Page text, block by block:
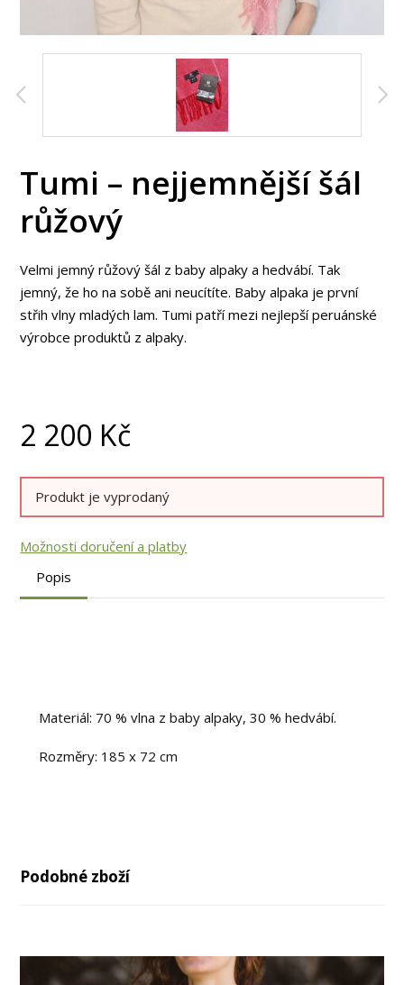
Tumi – nejjemnější šál
růžový
Velmi jemný růžový šál z baby alpaky a hedvábí. Tak
jemný, že ho na sobě ani neucítíte. Baby alpaka je první
střih vlny mladých lam. Tumi patří mezi nejlepší peruánské
výrobce produktů z alpaky.
2 200 Kč
Produkt je vyprodaný
Možnosti doručení a platby
Popis
Materiál: 70 % vlna z baby alpaky, 30 % hedvábí.
Rozměry: 185 x 72 cm
Podobné zboží